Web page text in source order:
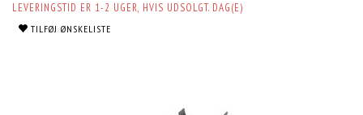
LEVERINGSTID ER 1-2 UGER, HVIS UDSOLGT. DAG(E)
TILFØJ ØNSKELISTE